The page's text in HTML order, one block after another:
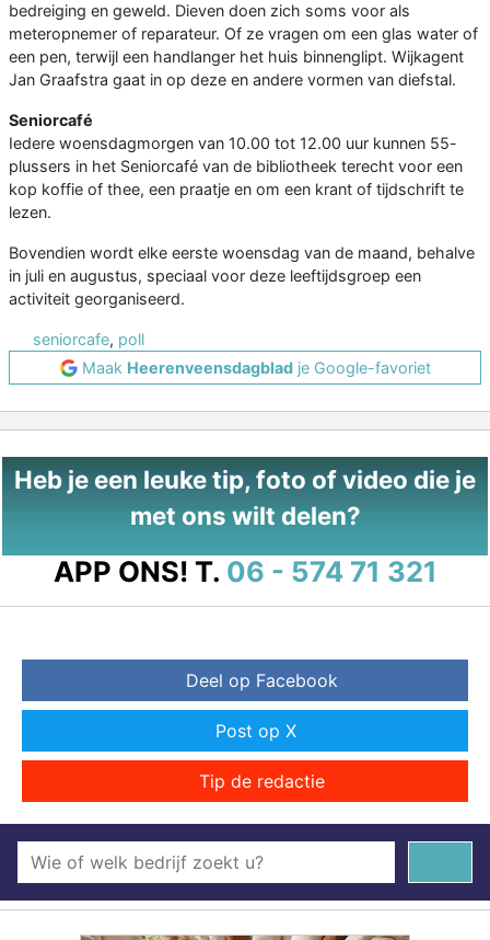
bedreiging en geweld. Dieven doen zich soms voor als
meteropnemer of reparateur. Of ze vragen om een glas water of
een pen, terwijl een handlanger het huis binnenglipt. Wijkagent
Jan Graafstra gaat in op deze en andere vormen van diefstal.
Seniorcafé
Iedere woensdagmorgen van 10.00 tot 12.00 uur kunnen 55-
plussers in het Seniorcafé van de bibliotheek terecht voor een
kop koffie of thee, een praatje en om een krant of tijdschrift te
lezen.
Bovendien wordt elke eerste woensdag van de maand, behalve
in juli en augustus, speciaal voor deze leeftijdsgroep een
activiteit georganiseerd.
seniorcafe, poll
Maak Heerenveensdagbladje Google-favoriet
Heb je een leuke tip, foto of video die je
met ons wilt delen?
APP ONS! T. 06 - 574 71 321
Deel op Facebook
Post op X
Tip de redactie